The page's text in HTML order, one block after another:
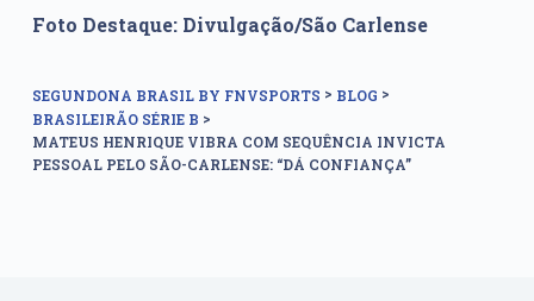
Foto Destaque: Divulgação/São Carlense
SEGUNDONA BRASIL BY FNVSPORTS > BLOG >
BRASILEIRÃO SÉRIE B >
MATEUS HENRIQUE VIBRA COM SEQUÊNCIA INVICTA
PESSOAL PELO SÃO-CARLENSE: “DÁ CONFIANÇA”